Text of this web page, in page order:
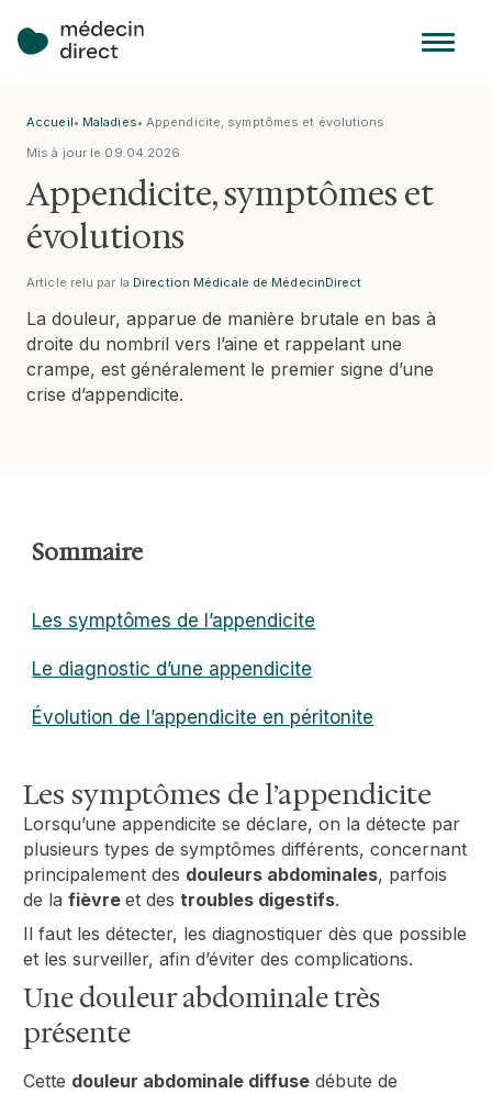
Accueil• Maladies• Appendicite, symptômes et évolutions
Appendicite, symptômes et
évolutions
Mis à jour le 09.04.2026
Article relu par la Direction Médicale de MédecinDirect
La douleur, apparue de manière brutale en bas à
droite du nombril vers l’aine et rappelant une
crampe, est généralement le premier signe d’une
crise d’appendicite.
Sommaire
Les symptômes de l’appendicite
Le diagnostic d’une appendicite
Évolution de l’appendicite en péritonite
Les symptômes de l’appendicite
Lorsqu’une appendicite se déclare, on la détecte par
plusieurs types de symptômes différents, concernant
principalement des douleurs abdominales, parfois
de lafièvreet destroubles digestifs.
Il faut les détecter, les diagnostiquer dès que possible
et les surveiller, afin d’éviter des complications.
Une douleur abdominale très
présente
Cette douleur abdominale diffuse débute de